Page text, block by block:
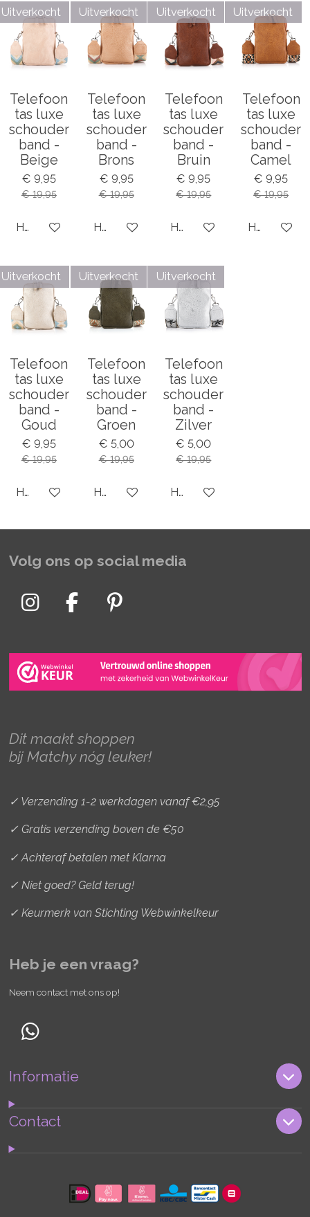
Uitverkocht
Telefoon
tas luxe
schouder
band -
Beige
€ 9,95
€ 19,95
Houd mij op de hoogte
Uitverkocht
Telefoon
tas luxe
schouder
band -
Brons
€ 9,95
€ 19,95
Houd mij op de hoogte
Uitverkocht
Telefoon
tas luxe
schouder
band -
Bruin
€ 9,95
€ 19,95
Houd mij op de hoogte
Uitverkocht
Telefoon
tas luxe
schouder
band -
Camel
€ 9,95
€ 19,95
Houd mij
Uitverkocht
Telefoon
tas luxe
schouder
band -
Goud
€ 9,95
€ 19,95
Houd mij op de hoogte
Uitverkocht
Telefoon
tas luxe
schouder
band -
Groen
€ 5,00
€ 19,95
Houd mij op de hoogte
Uitverkocht
Telefoon
tas luxe
schouder
band -
Zilver
€ 5,00
€ 19,95
Houd mij op de hoogte
Volg ons op social media
I
s
t
a
r
a
F
c
e
b
o
k
P
n
t
e
e
s
Dit maakt shoppen
bij Matchy nóg leuker!
✓ Verzending 1-2 werkdagen vanaf €2,95
✓ Gratis verzending boven de €50
✓ Achteraf betalen met Klarna
✓ Niet goed? Geld terug!
✓ Keurmerk van Stichting Webwinkelkeur
Heb je een vraag?
Neem contact met ons op!
W
a
s
Informatie
Contact